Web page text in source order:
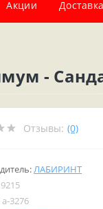
Акции
-
Отзывы: (0)
ЛАБИРИНТ
9215
a-3276